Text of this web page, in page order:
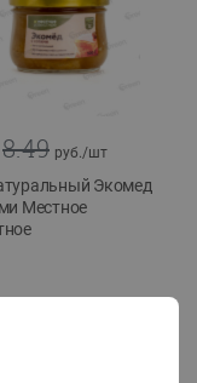
8.49 руб./шт
Экомед
Местное